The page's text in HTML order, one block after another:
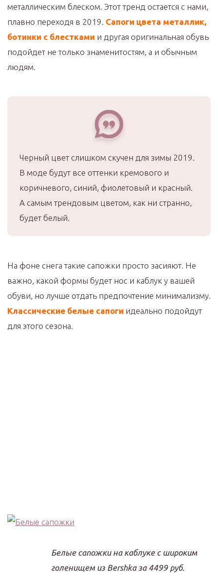
металлическим блеском. Этот тренд остается с нами,
плавно переходя в 2019. Сапоги цвета металлик,
ботинки с блестками и другая оригинальная обувь
подойдет не только знаменитостям, а и обычным
людям.
Черный цвет слишком скучен для зимы 2019.
В моде будут все оттенки кремового и
коричневого, синий, фиолетовый и красный.
А самым трендовым цветом, как ни странно,
будет белый.
На фоне снега такие сапожки просто засияют. Не
важно, какой формы будет нос и каблук у вашей
обуви, но лучше отдать предпочтение минимализму.
Классические белые сапоги идеально подойдут
для этого сезона.
Белые сапожки на каблуке с широким
голенищем из Bershka за 4499 руб.